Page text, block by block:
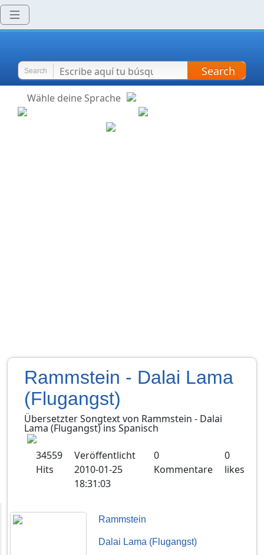
Search Search
Wähle deine Sprache
Rammstein - Dalai Lama
(Flugangst)
Übersetzter Songtext von Rammstein - Dalai
Lama (Flugangst)ins Spanisch
34559
Hits
Veröffentlicht
2010-01-25
18:31:03
0
Kommentare
0
likes
Rammstein
Dalai Lama (Flugangst)